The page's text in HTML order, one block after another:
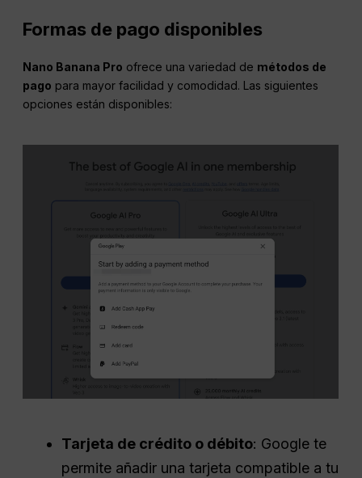
Formas de pago disponibles
Nano Banana Pro ofrece una variedad de métodos de
pago para mayor facilidad y comodidad. Las siguientes
opciones están disponibles:
Tarjeta de crédito o débito: Google te
permite añadir una tarjeta compatible a tu